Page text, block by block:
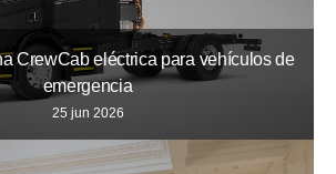
CrewCab eléctrica para vehículos de
emergencia
25 jun 2026